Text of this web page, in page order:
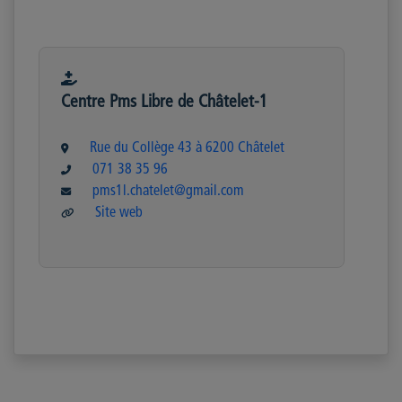
Centre Pms Libre de Châtelet-1
Rue du Collège 43 à 6200 Châtelet
071 38 35 96
pms1l.chatelet@gmail.com
Site web